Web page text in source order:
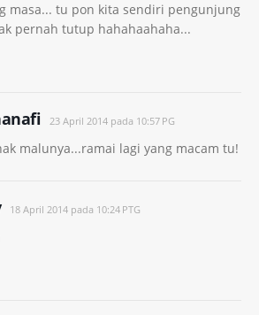
masa... tu pon kita sendiri pengunjung
pernah tutup hahahaahaha...
23 April 2014 pada 10:57 PG
malunya...ramai lagi yang macam tu!
18 April 2014 pada 10:24 PTG